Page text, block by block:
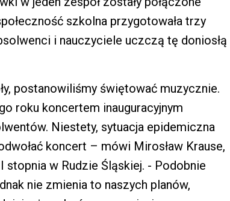
szkolna przygotowała trzy
i nauczyciele uczczą tę doniosłą
postanowiliśmy świętować muzycznie.
roku koncertem inauguracyjnym
Niestety, sytuacja epidemiczna
koncert – mówi Mirosław Krause,
stopnia w Rudzie Śląskiej. - Podobnie
nie zmienia to naszych planów,